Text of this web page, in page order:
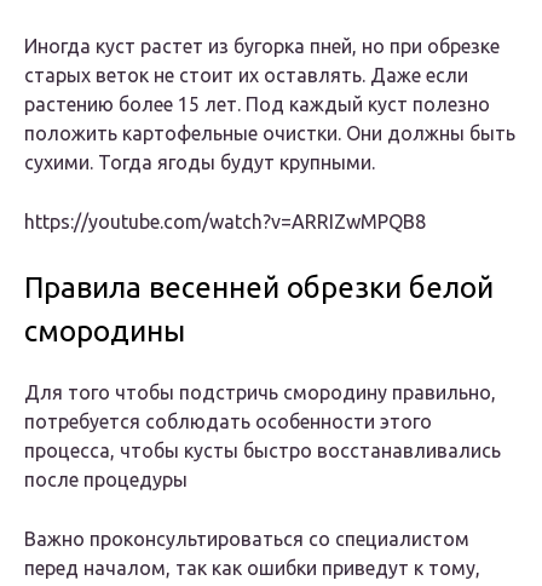
Иногда куст растет из бугорка пней, но при обрезке
старых веток не стоит их оставлять. Даже если
растению более 15 лет. Под каждый куст полезно
положить картофельные очистки. Они должны быть
сухими. Тогда ягоды будут крупными.
https://youtube.com/watch?v=ARRIZwMPQB8
Правила весенней обрезки белой
смородины
Для того чтобы подстричь смородину правильно,
потребуется соблюдать особенности этого
процесса, чтобы кусты быстро восстанавливались
после процедуры
Важно проконсультироваться со специалистом
перед началом, так как ошибки приведут к тому,